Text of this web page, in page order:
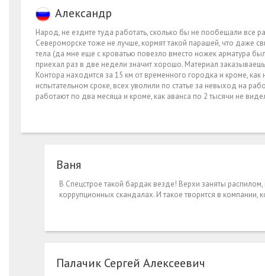
Александр
Народ, не ездите туда работать, сколько бы не пообещали все
Североморске тоже не лучше, кормят такой парашей, что даже
тела (да мне еще с кроватью повезло вместо ножек арматура
приехал раз в две недели значит хорошо. Материал
Контора находится за 15 км от временного городка и кроме,
испытательном сроке, всех уволили по статье за невыход на
работают по два месяца и кроме, как аванса по 2 тысячи не
Ваня
В Спецстрое такой бардак везде! Верхи заняты
коррупционных скандалах. И такое творится в
Палачик Сергей Алексеевич